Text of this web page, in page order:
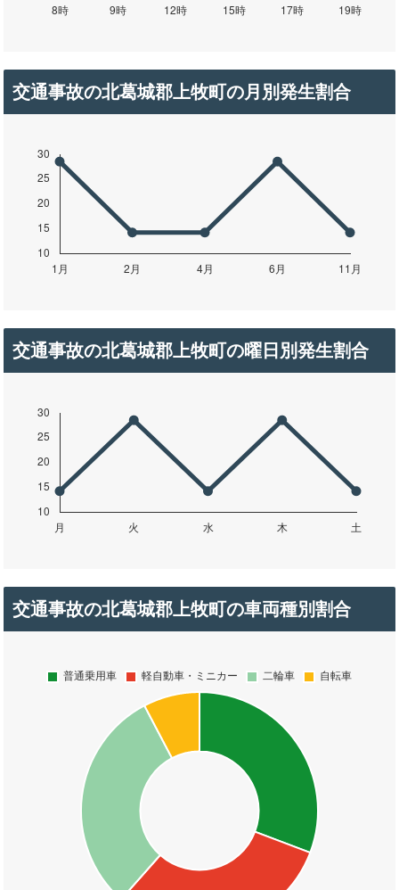
交通事故の北葛城郡上牧町の月別発生割合
交通事故の北葛城郡上牧町の曜日別発生割合
交通事故の北葛城郡上牧町の車両種別割合